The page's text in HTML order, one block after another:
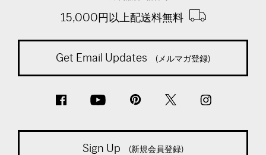
15,000円以上配送料無料
Get Email Updates (メルマガ登録)
Sign Up (新規会員登録)